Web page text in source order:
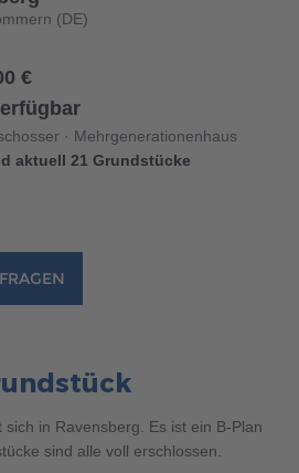
FINDEN
(DE)
€
· Mehrgenerationenhaus
aktuell 21 Grundstücke
in Ravensberg. Es ist ein B-Plan
sind alle voll erschlossen.